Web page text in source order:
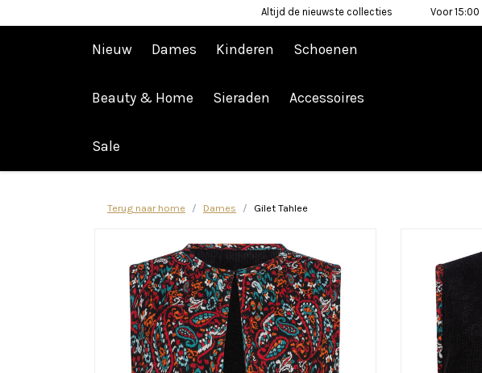
Altijd de nieuwste collecties Voor
Nieuw Dames Kinderen Schoenen
Beauty & Home Sieraden Accessoires
Sale
Afrekenen is uitgeschakeld.
Terug naar home Dames Gilet Tahlee